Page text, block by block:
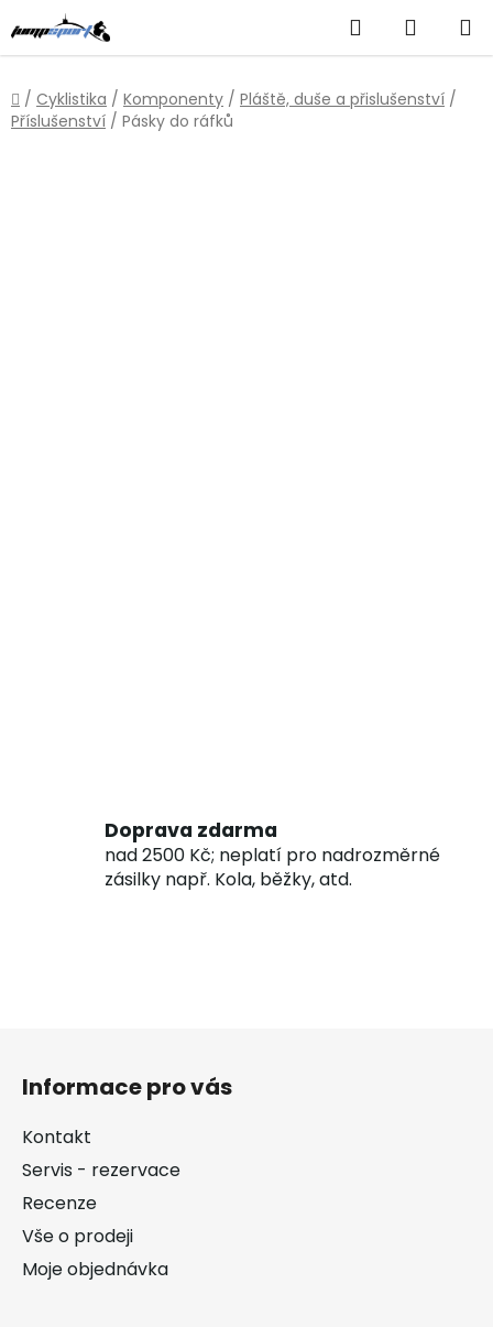
na
obsah
Hledat
KOŠÍK
Domů
/ Cyklistika / Komponenty / Pláště, duše a přislušenství /
Příslušenství / Pásky do ráfků
Doprava zdarma
nad 2500 Kč; neplatí pro nadrozměrné
zásilky např. Kola, běžky, atd.
Informace pro vás
Kontakt
Servis - rezervace
Recenze
Vše o prodeji
Moje objednávka